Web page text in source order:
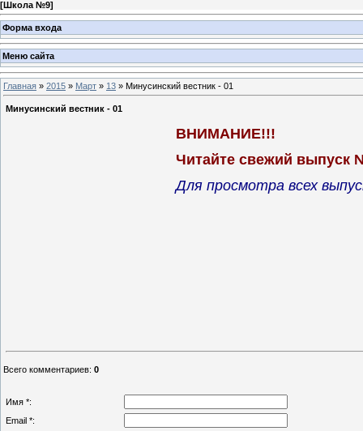
[Школа №9]
Форма входа
Меню сайта
Главная » 2015 » Март » 13 » Минусинский вестник - 01
Минусинский вестник - 01
ВНИМАНИЕ!!!
Читайте свежий выпуск
Для просмотра всех
Всего комментариев: 0
Имя *:
Email *: